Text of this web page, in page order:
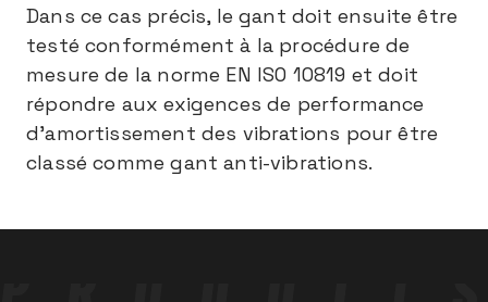
Dans ce cas précis, le gant doit ensuite être
testé conformément à la procédure de
mesure de la norme EN ISO 10819 et doit
répondre aux exigences de performance
d’amortissement des vibrations pour être
classé comme gant anti-vibrations.